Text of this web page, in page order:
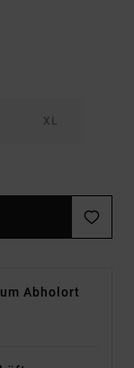
XL
Abholort